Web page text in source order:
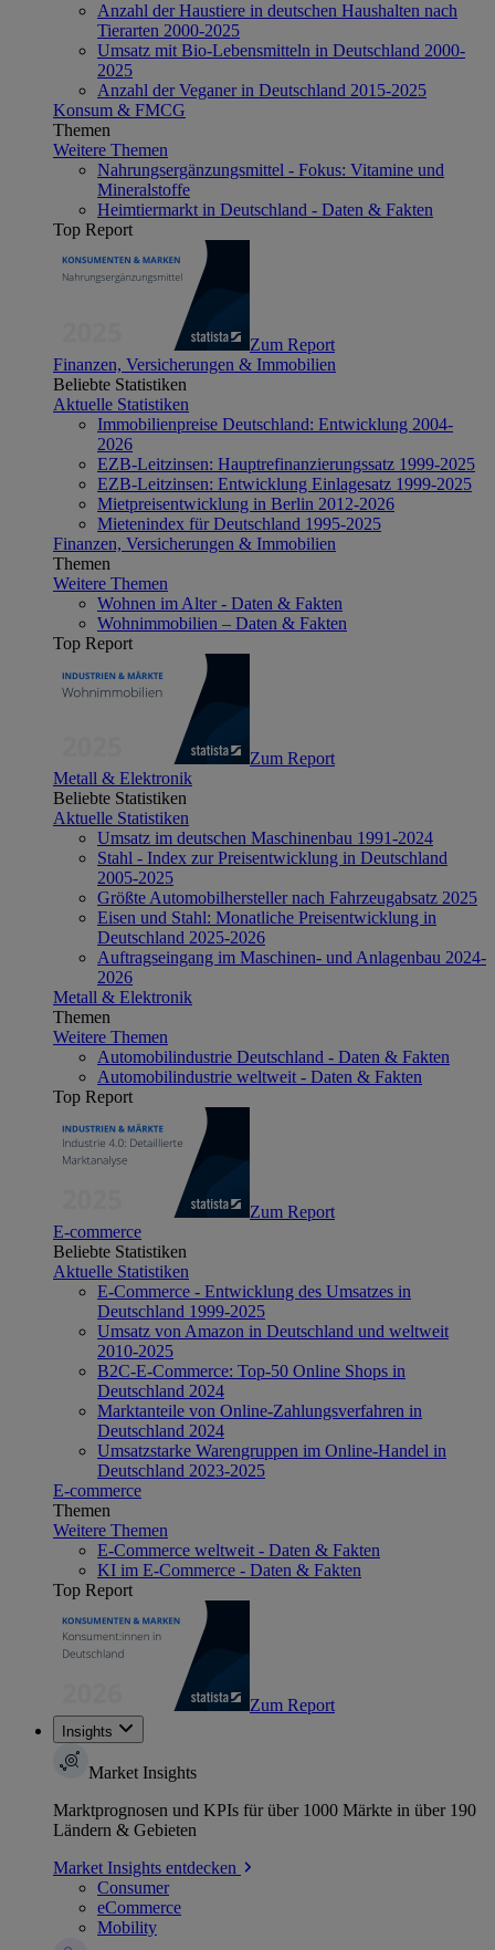
Anzahl der Haustiere in deutschen Haushalten nach
Tierarten 2000-2025
Umsatz mit Bio-Lebensmitteln in Deutschland 2000-
2025
Anzahl der Veganer in Deutschland 2015-2025
Konsum & FMCG
Themen
Weitere Themen
Nahrungsergänzungsmittel - Fokus: Vitamine und
Mineralstoffe
Heimtiermarkt in Deutschland - Daten & Fakten
Top Report
Zum Report
Finanzen, Versicherungen & Immobilien
Beliebte Statistiken
Aktuelle Statistiken
Immobilienpreise Deutschland: Entwicklung 2004-
2026
EZB-Leitzinsen: Hauptrefinanzierungssatz 1999-2025
EZB-Leitzinsen: Entwicklung Einlagesatz 1999-2025
Mietpreisentwicklung in Berlin 2012-2026
Mietenindex für Deutschland 1995-2025
Finanzen, Versicherungen & Immobilien
Themen
Weitere Themen
Wohnen im Alter - Daten & Fakten
Wohnimmobilien – Daten & Fakten
Top Report
Zum Report
Metall & Elektronik
Beliebte Statistiken
Aktuelle Statistiken
Umsatz im deutschen Maschinenbau 1991-2024
Stahl - Index zur Preisentwicklung in Deutschland
2005-2025
Größte Automobilhersteller nach Fahrzeugabsatz 2025
Eisen und Stahl: Monatliche Preisentwicklung in
Deutschland 2025-2026
Auftragseingang im Maschinen- und Anlagenbau 2024-
2026
Metall & Elektronik
Themen
Weitere Themen
Automobilindustrie Deutschland - Daten & Fakten
Automobilindustrie weltweit - Daten & Fakten
Top Report
Zum Report
E-commerce
Beliebte Statistiken
Aktuelle Statistiken
E-Commerce - Entwicklung des Umsatzes in
Deutschland 1999-2025
Umsatz von Amazon in Deutschland und weltweit
2010-2025
B2C-E-Commerce: Top-50 Online Shops in
Deutschland 2024
Marktanteile von Online-Zahlungsverfahren in
Deutschland 2024
Umsatzstarke Warengruppen im Online-Handel in
Deutschland 2023-2025
E-commerce
Themen
Weitere Themen
E-Commerce weltweit - Daten & Fakten
KI im E-Commerce - Daten & Fakten
Top Report
Zum Report
Insights
Market Insights
Marktprognosen und KPIs für über 1000 Märkte in über 190
Ländern & Gebieten
Market Insights entdecken
Consumer
eCommerce
Mobility